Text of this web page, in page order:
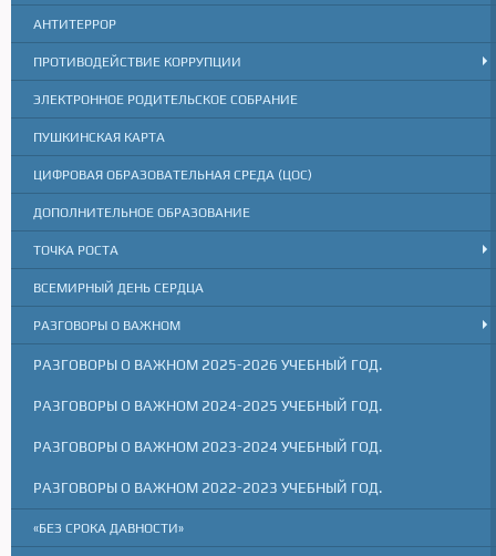
АНТИТЕРРОР
ПРОТИВОДЕЙСТВИЕ КОРРУПЦИИ
ЭЛЕКТРОННОЕ РОДИТЕЛЬСКОЕ СОБРАНИЕ
ПУШКИНСКАЯ КАРТА
ЦИФРОВАЯ ОБРАЗОВАТЕЛЬНАЯ СРЕДА (ЦОС)
ДОПОЛНИТЕЛЬНОЕ ОБРАЗОВАНИЕ
ТОЧКА РОСТА
ВСЕМИРНЫЙ ДЕНЬ СЕРДЦА
РАЗГОВОРЫ О ВАЖНОМ
РАЗГОВОРЫ О ВАЖНОМ 2025-2026 УЧЕБНЫЙ ГОД.
РАЗГОВОРЫ О ВАЖНОМ 2024-2025 УЧЕБНЫЙ ГОД.
РАЗГОВОРЫ О ВАЖНОМ 2023-2024 УЧЕБНЫЙ ГОД.
РАЗГОВОРЫ О ВАЖНОМ 2022-2023 УЧЕБНЫЙ ГОД.
«БЕЗ СРОКА ДАВНОСТИ»